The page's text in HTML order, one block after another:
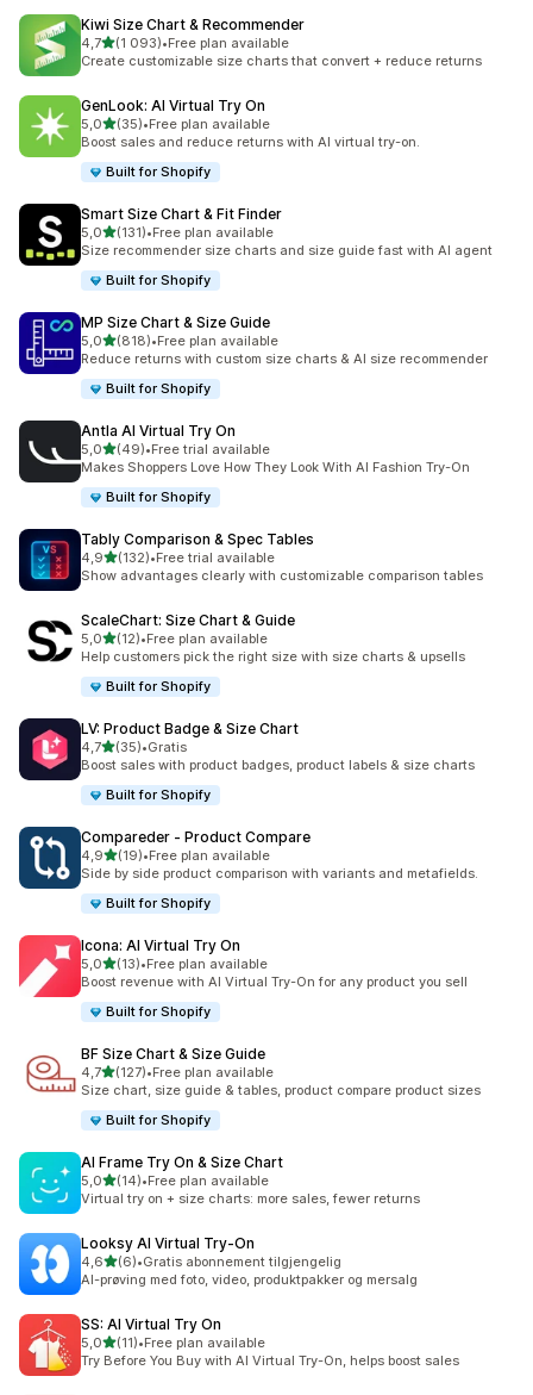
Kiwi Size Chart & Recommender
4,7av 5 stjerner
(1 093)
Totalt 1093 omtaler
•Free plan available
Create customizable size charts that convert + reduce returns
GenLook: AI Virtual Try On
5,0av 5 stjerner
(35)
Totalt 35 omtaler
•Free plan available
Boost sales and reduce returns with AI virtual try-on.
Built for Shopify
Smart Size Chart & Fit Finder
5,0av 5 stjerner
(131)
Totalt 131 omtaler
•Free plan available
Size recommender size charts and size guide fast with AI agent
Built for Shopify
MP Size Chart & Size Guide
5,0av 5 stjerner
(818)
Totalt 818 omtaler
•Free plan available
Reduce returns with custom size charts & AI size recommender
Built for Shopify
Antla AI Virtual Try On
5,0av 5 stjerner
(49)
Totalt 49 omtaler
•Free trial available
Makes Shoppers Love How They Look With AI Fashion Try-On
Built for Shopify
Tably Comparison & Spec Tables
4,9av 5 stjerner
(132)
Totalt 132 omtaler
•Free trial available
Show advantages clearly with customizable comparison tables
ScaleChart: Size Chart & Guide
5,0av 5 stjerner
(12)
Totalt 12 omtaler
•Free plan available
Help customers pick the right size with size charts & upsells
Built for Shopify
LV: Product Badge & Size Chart
4,7av 5 stjerner
(35)
Totalt 35 omtaler
•Gratis
Boost sales with product badges, product labels & size charts
Built for Shopify
Compareder ‑ Product Compare
4,9av 5 stjerner
(19)
Totalt 19 omtaler
•Free plan available
Side by side product comparison with variants and metafields.
Built for Shopify
Icona: AI Virtual Try On
5,0av 5 stjerner
(13)
Totalt 13 omtaler
•Free plan available
Boost revenue with AI Virtual Try-On for any product you sell
Built for Shopify
BF Size Chart & Size Guide
4,7av 5 stjerner
(127)
Totalt 127 omtaler
•Free plan available
Size chart, size guide & tables, product compare product sizes
Built for Shopify
AI Frame Try On & Size Chart
5,0av 5 stjerner
(14)
Totalt 14 omtaler
•Free plan available
Virtual try on + size charts: more sales, fewer returns
Looksy AI Virtual Try‑On
4,6av 5 stjerner
(6)
Totalt 6 omtaler
•Gratis abonnement tilgjengelig
AI-prøving med foto, video, produktpakker og mersalg
SS: AI Virtual Try On
5,0av 5 stjerner
(11)
Totalt 11 omtaler
•Free plan available
Try Before You Buy with AI Virtual Try-On, helps boost sales